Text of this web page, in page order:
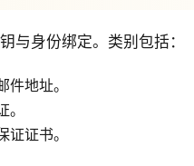
与身份绑定。类别包括：
地址。
证书。